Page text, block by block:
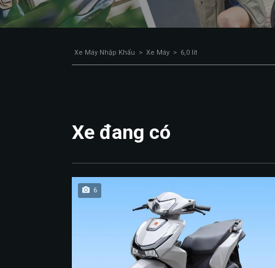
Xe Máy Nhập Khẩu > Xe Máy > 6,0 lít
Xe đang có
6